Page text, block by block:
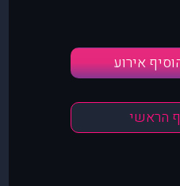
אירוע
הראשי